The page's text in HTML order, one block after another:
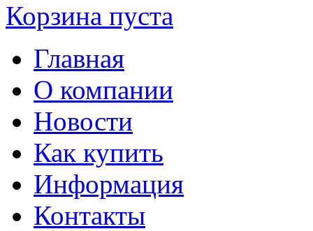
Корзина пуста
Главная
О компании
Новости
Как купить
Информация
Контакты